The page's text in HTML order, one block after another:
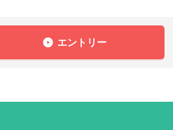
エントリー